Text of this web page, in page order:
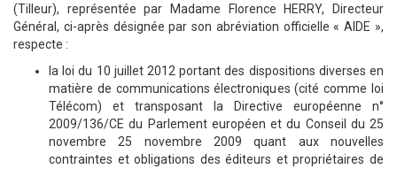
(Tilleur), représentée par Madame Florence HERRY, Directeur
Général, ci-après désignée par son abréviation officielle « AIDE »,
respecte :
la loi du 10 juillet 2012 portant des dispositions diverses en
matière de communications électroniques (cité comme loi
Télécom) et transposant la Directive européenne n°
2009/136/CE du Parlement européen et du Conseil du 25
novembre 25 novembre 2009 quant aux nouvelles
contraintes et obligations des éditeurs et propriétaires de